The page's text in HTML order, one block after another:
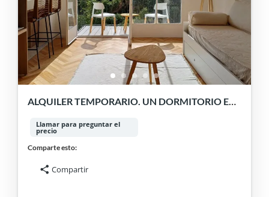
ALQUILER TEMPORARIO. UN DORMITORIO EN
Llamar para preguntar el
precio
Comparte esto:
Compartir